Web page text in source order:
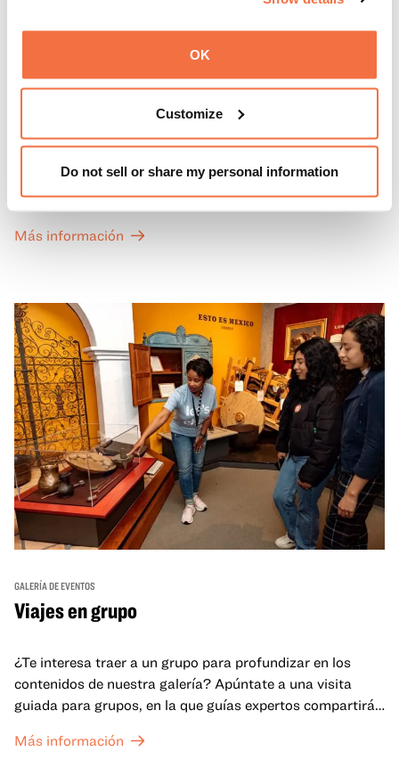
OK
Customize
Do not sell or share my personal information
PRIMEROS DOMINGOS
Primeros domingos
a las Galerías de Arte, Historia y Ciencias Naturales de
California del OMCA es gratuita y las entradas para las
a un precio reducido de 6 $.
Más información
GALERÍA DE EVENTOS
Viajes en grupo
¿Te interesa traer a un grupo para profundizar en los
contenidos de nuestra galería? Apúntate a una visita
guiada para grupos, en la que guías expertos compartirán
mejor lo que se expone en las galerías del OMCA.
Más información